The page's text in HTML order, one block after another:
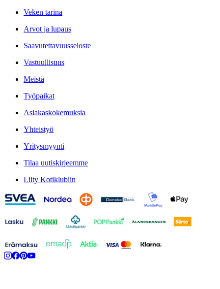
Veken tarina
Arvot ja lupaus
Saavutettavuusseloste
Vastuullisuus
Meistä
Työpaikat
Asiakaskokemuksia
Yhteistyö
Yritysmyynti
Tilaa uutiskirjeemme
Liity Kotiklubiin